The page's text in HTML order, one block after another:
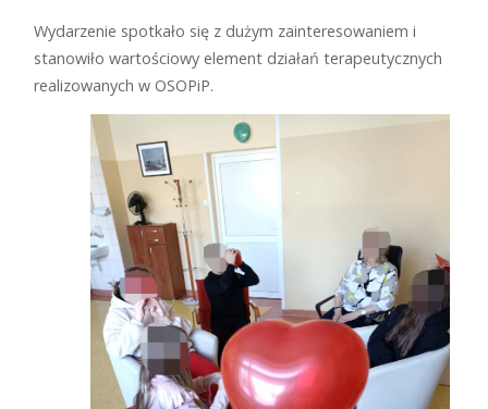
Wydarzenie spotkało się z dużym zainteresowaniem i
stanowiło wartościowy element działań terapeutycznych
realizowanych w OSOPiP.